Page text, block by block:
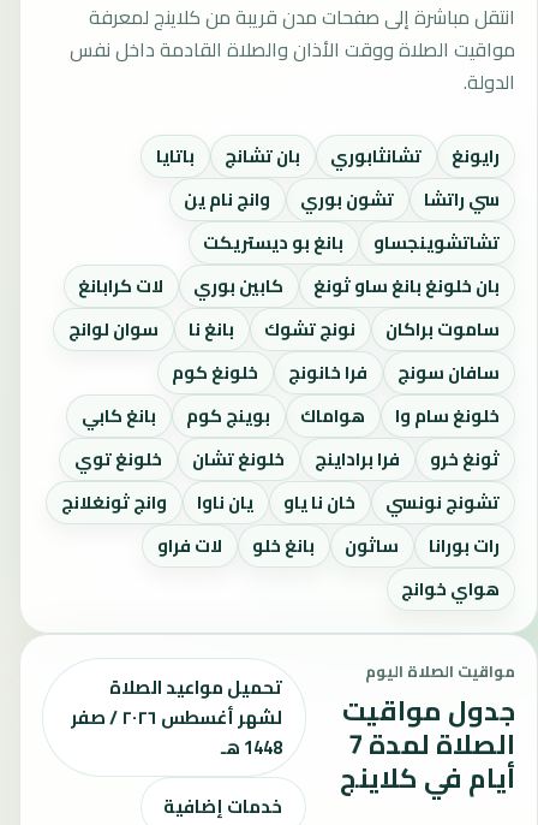
انتقل مباشرة إلى صفحات مدن قريبة من كلاينج لمعرفة
مواقيت الصلاة ووقت الأذان والصلاة القادمة داخل نفس
الدولة.
رايونغ تشانثابوري بان تشانج
باتايا
سي راتشا
تشون بوري
وانج نام ين
تشاتشوينجساو
بانغ بو ديستريكت
بان خلونغ بانغ ساو ثونغ
كابين بوري
لات كرابانغ
ساموت براكان
نونج تشوك بانغ نا
سوان لوانج
سافان سونج
فرا خانونج
خلونغ كوم
خلونغ سام وا
هواماك بوينج كوم
بانغ كابي
ثونغ خرو
فرا براداينج خلونغ تشان
خلونغ توي
تشونج نونسي
خان نا ياو يان ناوا
وانج ثونغلانج
رات بورانا
ساثون بانغ خلو
لات فراو
هواي خوانج
مواقيت الصلاة اليوم
جدول مواقيت
الصلاة لمدة 7
أيام في كلاينج
تحميل مواعيد الصلاة
لشهر أغسطس ٢٠٢٦ / صفر
1448 هـ
خدمات إضافية